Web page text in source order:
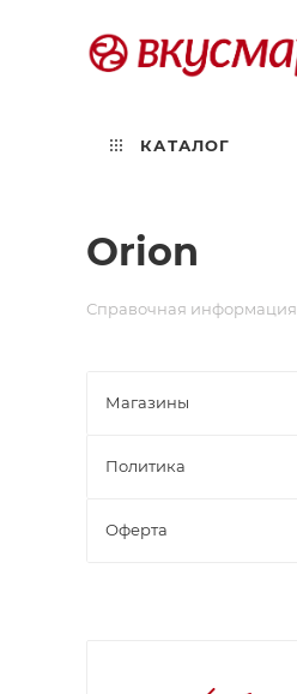
КАТАЛОГ
Orion
Справочная информация
Магазины
Политика
Офертa